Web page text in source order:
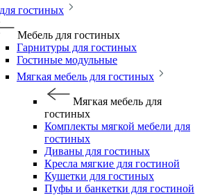
гостиных
Мебель для гостиных
Гарнитуры для гостиных
Гостиные модульные
Мягкая мебель для гостиных
Мягкая мебель для
гостиных
Комплекты мягкой мебели для
гостиных
Диваны для гостиных
Кресла мягкие для гостиной
Кушетки для гостиных
Пуфы и банкетки для гостиной